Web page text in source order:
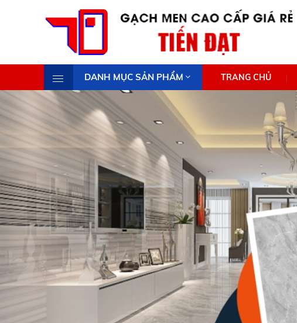
DANH MỤC SẢN PHẨM TRANG CHỦ